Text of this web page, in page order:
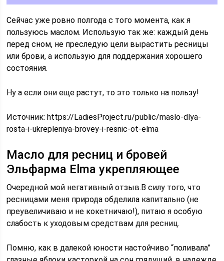
Сейчас уже ровно полгода с того момента, как я
пользуюсь маслом. Использую так же: каждый день
перед сном, не преследую цели вырастить ресницы
или брови, а использую для поддержания хорошего
состояния.
Ну а если они еще растут, то это только на пользу!
Источник:https://LadiesProject.ru/public/maslo-dlya-
rosta-i-ukrepleniya-brovey-i-resnic-ot-elma
Масло для ресниц и бровей
Эльфарма Elma укрепляющее
Очередной мой негативный отзыв.В силу того, что
ресницами меня природа обделила капитально (не
преувеличиваю и не кокетничаю!), питаю я особую
слабость к уходовым средствам для ресниц.
Помню, как в далекой юности настойчиво “поливала”